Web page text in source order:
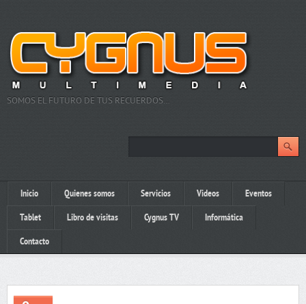
SOMOS EL FUTURO DE TUS RECUERDOS…
Inicio Quienes somos Servicios Videos Eventos
Tablet Libro de visitas Cygnus TV Informática
Contacto